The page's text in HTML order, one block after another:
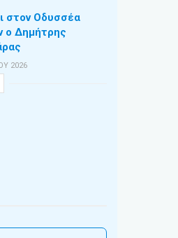
στον Οδυσσέα
ο Δημήτρης
2026